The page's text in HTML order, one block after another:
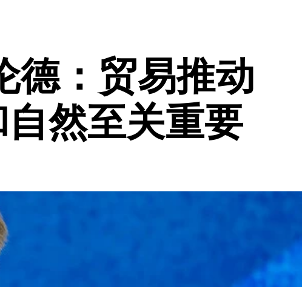
德：贸易推动
然至关重要